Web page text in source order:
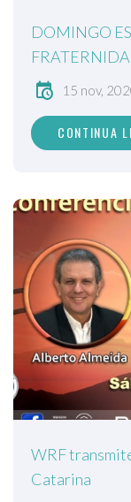
DOMINGO
15 nov,
CONTINUA
WRF
Catarina